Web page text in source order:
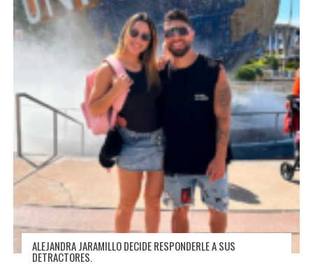
ALEJANDRA JARAMILLO DECIDE RESPONDERLE A SUS
DETRACTORES.